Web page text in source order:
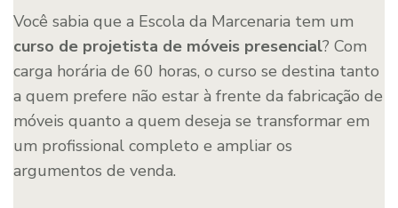
Você sabia que a Escola da Marcenaria tem um
curso de projetista de móveis presencial? Com
carga horária de 60 horas, o curso se destina tanto
a quem prefere não estar à frente da fabricação de
móveis quanto a quem deseja se transformar em
um profissional completo e ampliar os
argumentos de venda.